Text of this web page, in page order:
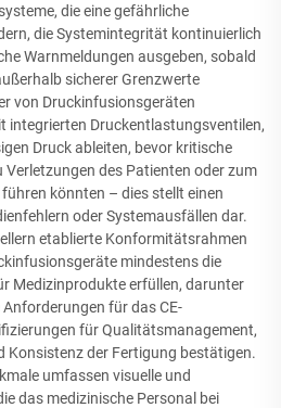
die eine gefährliche
die Systemintegrität kontinuierlich
Warnmeldungen ausgeben, sobald
sicherer Grenzwerte
von Druckinfusionsgeräten
integrierten Druckentlastungsventilen,
Druck ableiten, bevor kritische
Verletzungen des Patienten oder zum
könnten – dies stellt einen
oder Systemausfällen dar.
etablierte Konformitätsrahmen
mindestens die
Medizinprodukte erfüllen, darunter
für das CE-
für Qualitätsmanagement,
Konsistenz der Fertigung bestätigen.
umfassen visuelle und
das medizinische Personal bei